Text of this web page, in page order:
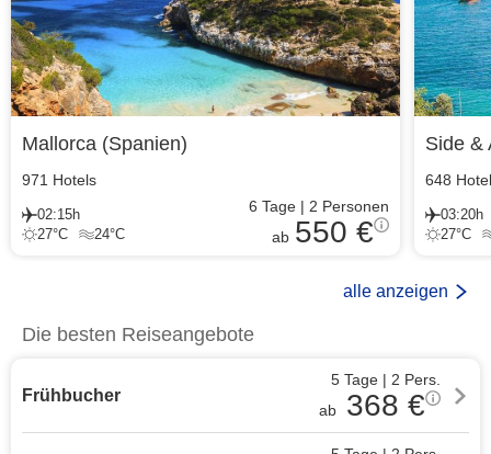
Mallorca (Spanien)
971 Hotels
02:15h
27°C 24°C
6 Tage| 2 Personen
ab 550 €
Side &
648
03:20h
27°C
alle anzeigen
Die besten Reiseangebote
Frühbucher
5 Tage | 2 Pers.
ab
368 €